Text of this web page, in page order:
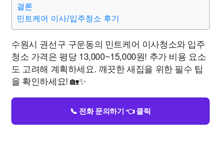
결론
민트케어 이사/입주청소 후기
수원시 권선구 구운동의 민트케어 이사청소와 입주
청소 가격은 평당 13,000~15,000원! 추가 비용 요소
도 고려해 계획하세요. 깨끗한 새집을 위한 필수 팁
을 확인하세요! 🏡✨
📞 전화 문의하기 👈 클릭